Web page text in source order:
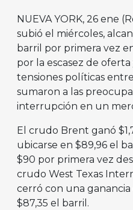
NUEVA YORK, 26 ene
subió el miércoles,
barril por primera vez
por la escasez de
tensiones políticas
sumaron a las
interrupción en un
El crudo Brent ganó
ubicarse en $89,96 el
$90 por primera vez
crudo West Texas
cerró con una ganancia
$87,35 el barril.